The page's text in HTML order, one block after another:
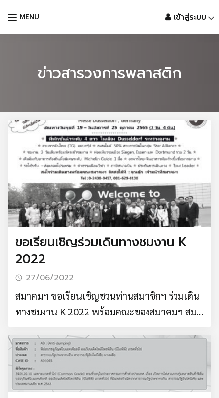
to
content
MENU เข้าสู่ระบบ
Languages:
ข่าวสารวงการพลาสติก
ขอเรียนเชิญร่วมเดินทางชมงาน K
2022
27/06/2022
สมาคมฯ ขอเรียนเชิญชวนท่านสมาชิกฯ ร่วมเดิน
ทางชมงาน K 2022 พร้อมคณะของสมาคมฯ สมา
เที่ยวสุดพิเศษ เพื่ออำนวยความสะดวกให้กับสมา
ชิกฯ โดยเฉพาะ พิเศษ!! “ด้วยที่พักระดับ 4 ดาว
ระหว่างดูงานในเมือง Dusseldorf” เดินทางรวม 7
วัน 4 คืน โดยสายการบินไทย (TG) พร้อมบัตรเข้า